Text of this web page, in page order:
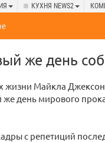
КУХНЯ NEWS2
же день
жизни Майкла
же день мирового
с репетиций